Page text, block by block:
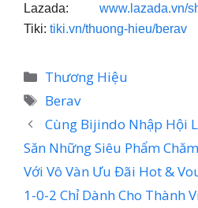
Lazada: www.lazada.vn/
Tiki: tiki.vn/thuong-hieu/berav
Danh
mục
Thương Hiệu
Thẻ
Berav
Cùng Bijindo Nhập Hội
Săn Những Siêu Phẩm
Với Vô Vàn Ưu Đãi Hot &
1-0-2 Chỉ Dành Cho Thành